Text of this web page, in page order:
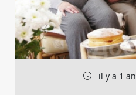
il y a 1 an